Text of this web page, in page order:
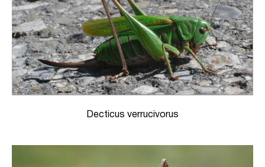
Decticus verrucivorus